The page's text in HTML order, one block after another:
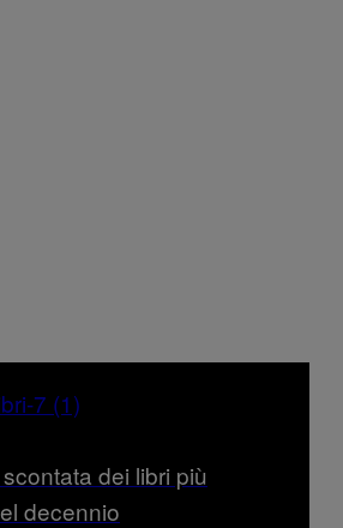
dei libri più
decennio